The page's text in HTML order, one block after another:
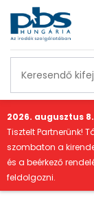
2026. augusztus
Tisztelt Partnerünk!
szombaton a
és a beérkező
feldolgozni.